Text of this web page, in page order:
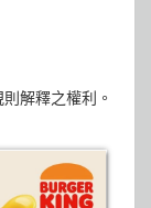
解釋之權利。